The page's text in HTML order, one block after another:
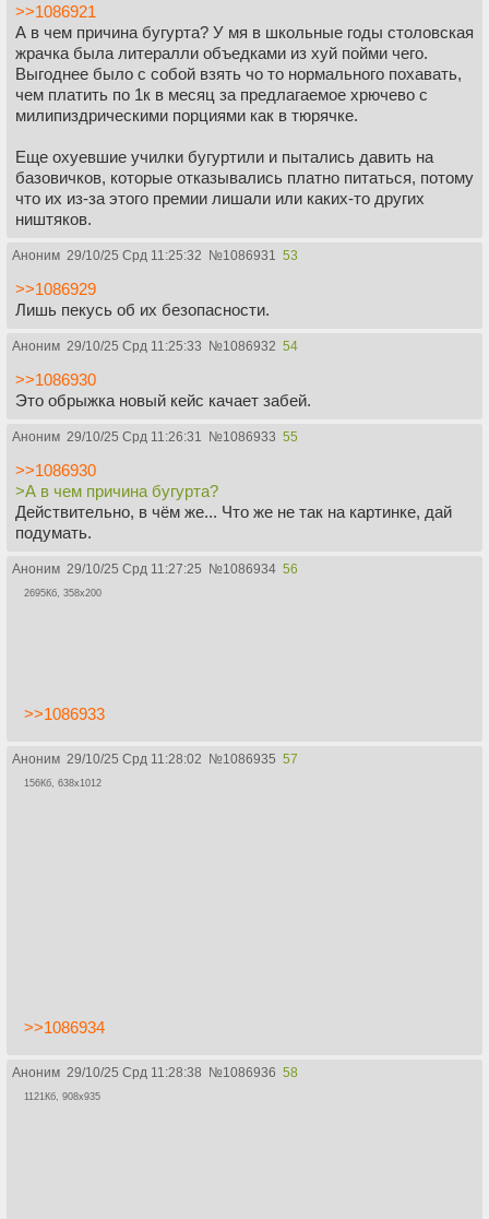
>>1086921
А в чем причина бугурта? У мя в школьные годы столовская
жрачка была литералли объедками из хуй пойми чего.
Выгоднее было с собой взять чо то нормального похавать,
чем платить по 1к в месяц за предлагаемое хрючево с
милипиздрическими порциями как в тюрячке.
Еще охуевшие училки бугуртили и пытались давить на
базовичков, которые отказывались платно питаться, потому
что их из-за этого премии лишали или каких-то других
ништяков.
Аноним 29/10/25 Срд 11:25:32 №1086931 53
>>1086929
Лишь пекусь об их безопасности.
Аноним 29/10/25 Срд 11:25:33 №1086932 54
>>1086930
Это обрыжка новый кейс качает забей.
Аноним 29/10/25 Срд 11:26:31 №1086933 55
>>1086930
>А в чем причина бугурта?
Действительно, в чём же... Что же не так на картинке, дай
подумать.
Аноним 29/10/25 Срд 11:27:25 №1086934 56
2695Кб, 358x200
>>1086933
Аноним 29/10/25 Срд 11:28:02 №1086935 57
156Кб, 638x1012
>>1086934
Аноним 29/10/25 Срд 11:28:38 №1086936 58
1121Кб, 908x935